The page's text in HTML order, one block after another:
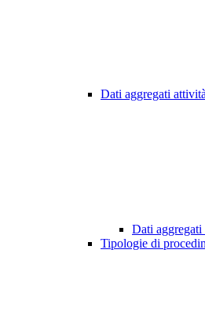
Dati aggregati
Dati
Tipologie di